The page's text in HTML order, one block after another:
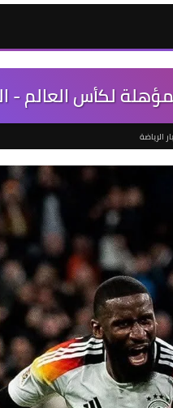
لكأس العالم -
الرياضة